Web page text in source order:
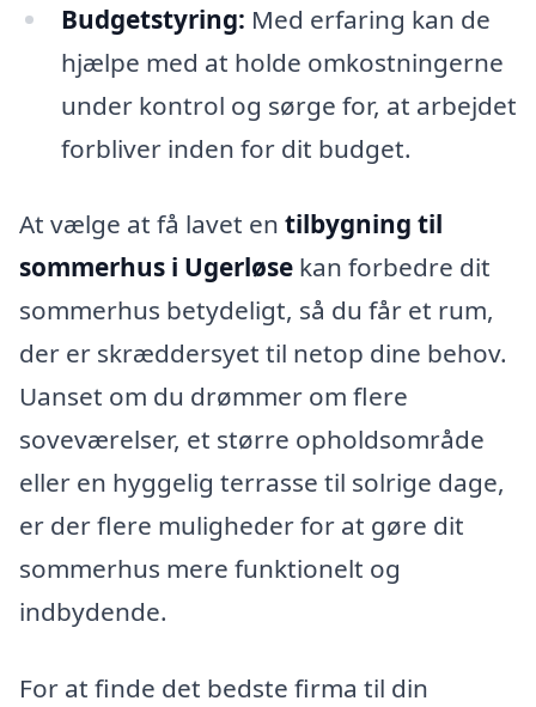
Budgetstyring: Med erfaring kan de
hjælpe med at holde omkostningerne
under kontrol og sørge for, at arbejdet
forbliver inden for dit budget.
At vælge at få lavet en tilbygning til
sommerhus i Ugerløse kan forbedre dit
sommerhus betydeligt, så du får et rum,
der er skræddersyet til netop dine behov.
Uanset om du drømmer om flere
soveværelser, et større opholdsområde
eller en hyggelig terrasse til solrige dage,
er der flere muligheder for at gøre dit
sommerhus mere funktionelt og
indbydende.
For at finde det bedste firma til din